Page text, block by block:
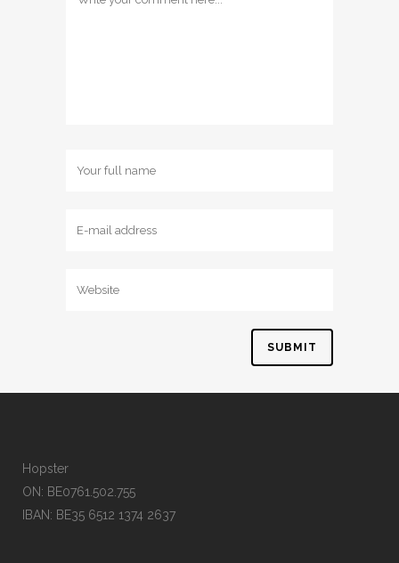
Hopster
ON: BE0761.502.755
IBAN: BE35 6512 1374 2637